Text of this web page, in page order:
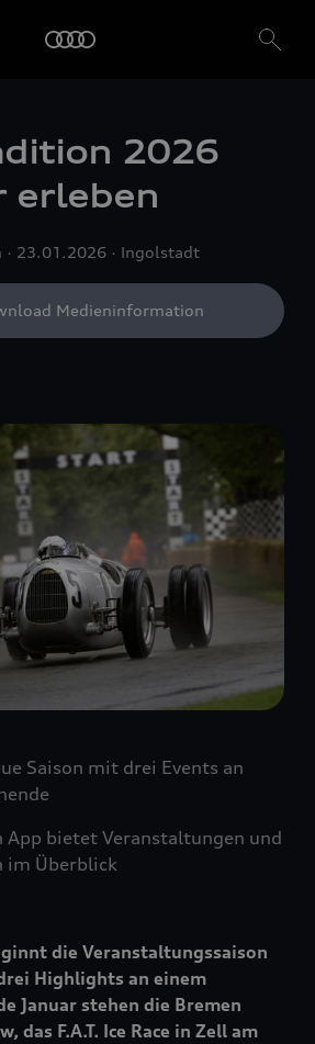
2026
erleben
23.01.2026 Ingolstadt
Medieninformation
Saison mit drei Events an
App bietet Veranstaltungen und
im Überblick
die Veranstaltungssaison
Highlights an einem
Januar stehen die Bremen
das F.A.T. Ice Race in Zell am